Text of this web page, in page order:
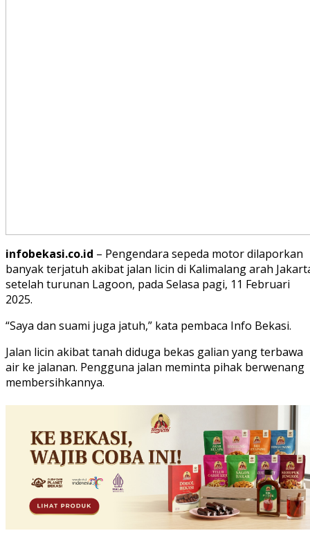
infobekasi.co.id – Pengendara sepeda motor dilaporkan
banyak terjatuh akibat jalan licin di Kalimalang arah
setelah turunan Lagoon, pada Selasa pagi, 11 Februari
2025.
“Saya dan suami juga jatuh,” kata pembaca Info Bekasi.
Jalan licin akibat tanah diduga bekas galian yang terbawa
air ke jalanan. Pengguna jalan meminta pihak berwenang
membersihkannya.